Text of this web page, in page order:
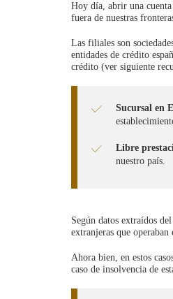
Hoy día, abrir una cuenta
fuera de nuestras
Las filiales son
entidades de crédito
crédito (ver siguiente
Sucursal en
Libre
nuestro país.
Según datos extraídos
extranjeras que
Ahora bien, en estos
caso de insolvencia de